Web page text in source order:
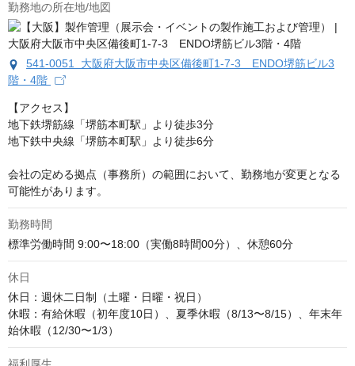
勤務地の所在地/地図
541-0051 大阪府大阪市中央区備後町1-7-3 ENDO堺筋ビル3
階・4階
【アクセス】
地下鉄堺筋線「堺筋本町駅」より徒歩3分
地下鉄中央線「堺筋本町駅」より徒歩6分
会社の定める拠点（事務所）の範囲において、勤務地が変更となる
可能性があります。
勤務時間
標準労働時間 9:00〜18:00（実働8時間00分）、休憩60分
休日
休日：週休二日制（土曜・日曜・祝日）
休暇：有給休暇（初年度10日）、夏季休暇（8/13〜8/15）、年末年
始休暇（12/30〜1/3）